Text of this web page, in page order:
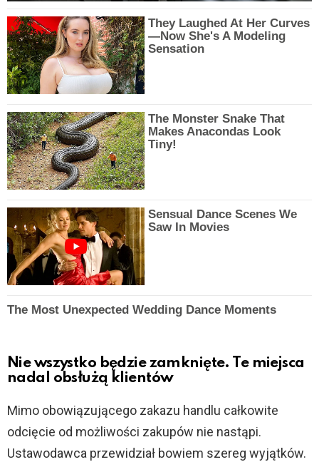
They Laughed At Her Curves
—Now She's A Modeling
Sensation
The Monster Snake That
Makes Anacondas Look
Tiny!
Sensual Dance Scenes We
Saw In Movies
The Most Unexpected Wedding Dance Moments
Nie wszystko będzie zamknięte. Te miejsca
nadal obsłużą klientów
Mimo obowiązującego zakazu handlu całkowite
odcięcie od możliwości zakupów nie nastąpi.
Ustawodawca przewidział bowiem szereg wyjątków.